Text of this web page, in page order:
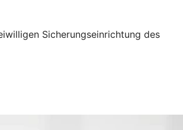
Sicherungseinrichtung des